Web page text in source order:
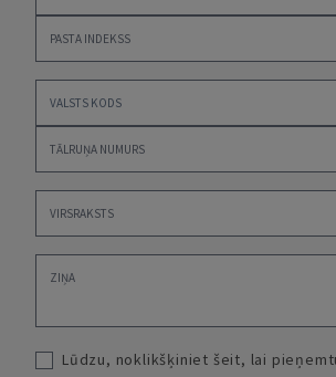
Lūdzu, noklikšķiniet šeit, lai